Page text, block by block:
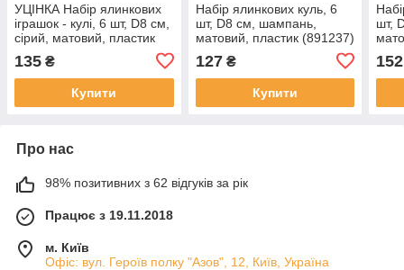
УЦІНКА Набір ялинкових
іграшок - кулі, 6 шт, D8 см,
сірий, матовий, пластик
135 ₴
Купити
Набір ялинкових куль, 6
шт, D8 см, шампань,
матовий, пластик (891237)
127₴
Купити
шт,
152
Про нас
98% позитивних з 62 відгуків за рік
Працює з 19.11.2018
м. Київ
Офіс: вул. Героїв полку "Азов", 12, Київ, Україна